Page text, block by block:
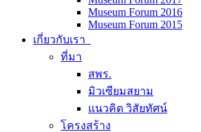
Museum Forum 2016
Museum Forum 2015
เกี่ยวกับเรา
ที่มา
สพร.
มิวเซียมสยาม
แนวคิด วิสัยทัศน์
โครงสร้าง